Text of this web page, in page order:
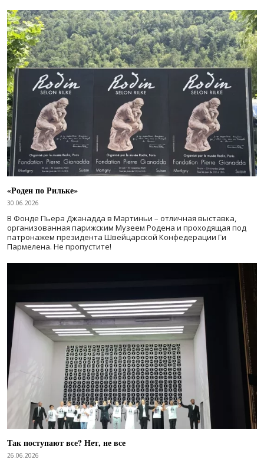
«Роден по Рильке»
30.06.2026
В Фонде Пьера Джанадда в Мартиньи – отличная выставка,
организованная парижским Музеем Родена и проходящая под
патронажем президента Швейцарской Конфедерации Ги
Пармелена. Не пропустите!
Так поступают все? Нет, не все
26.06.2026